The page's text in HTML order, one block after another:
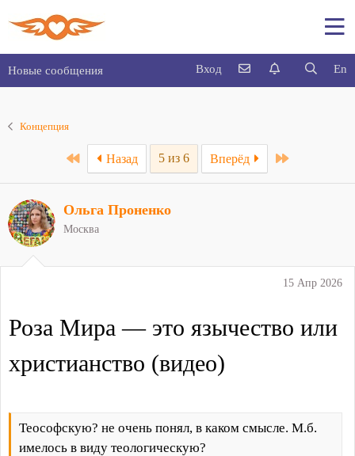
Новые сообщения En
Вход
Концепция
First Назад 5 из 6 Вперёд Last
15 Апр 2026
Роза Мира — это язычество или
христианство (видео)
Теософскую? не очень понял, в каком смысле. М.б.
имелось в виду теологическую?
Ольга Проненко
Москва